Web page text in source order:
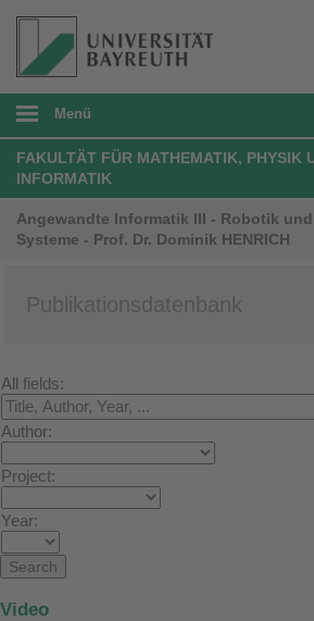
Menü
FAKULTÄT FÜR MATHEMATIK, PHYSIK
INFORMATIK
Angewandte Informatik III - Robotik
Systeme - Prof. Dr. Dominik HENRICH
Publikationsdatenbank
All fields:
Author:
Project:
Year:
Video